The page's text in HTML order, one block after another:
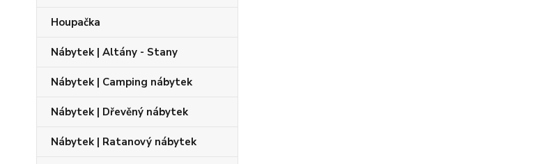
Houpačka
Nábytek | Altány - Stany
Nábytek | Camping nábytek
Nábytek | Dřevěný nábytek
Nábytek | Ratanový nábytek